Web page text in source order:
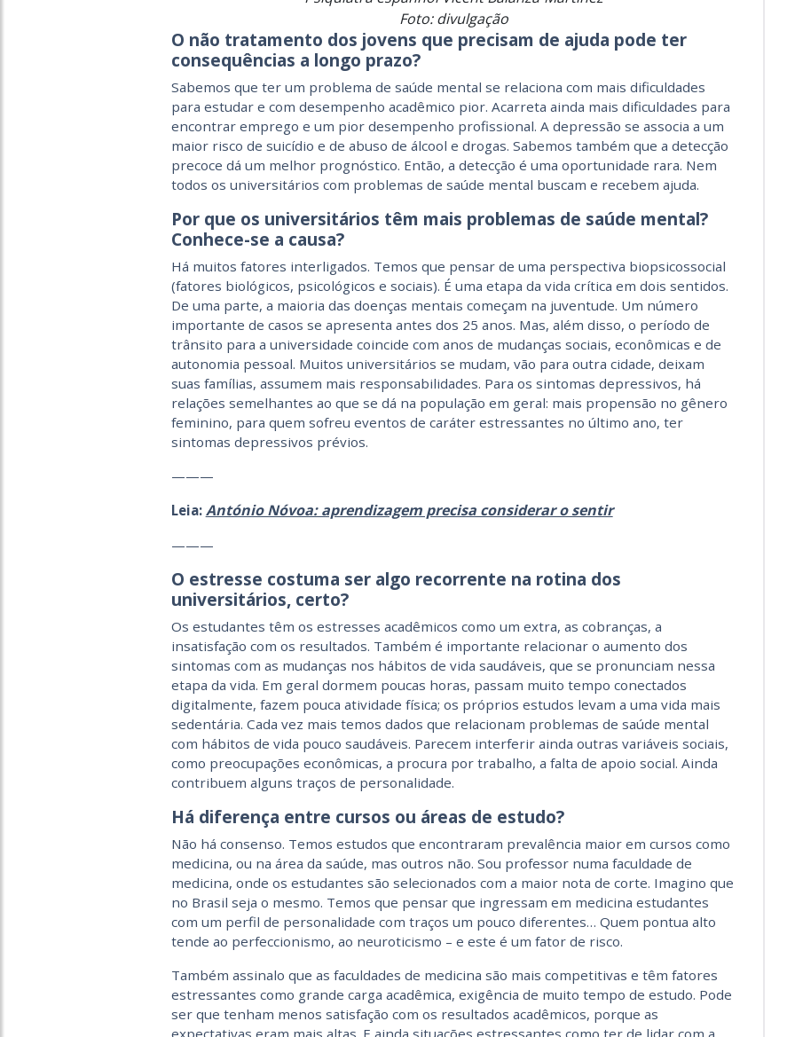
Foto: divulgação
O não tratamento dos jovens que precisam de ajuda pode ter
consequências a longo prazo?
Sabemos que ter um problema de saúde mental se relaciona com mais dificuldades
para estudar e com desempenho acadêmico pior. Acarreta ainda mais dificuldades para
encontrar emprego e um pior desempenho profissional. A depressão se associa a um
maior risco de suicídio e de abuso de álcool e drogas. Sabemos também que a detecção
precoce dá um melhor prognóstico. Então, a detecção é uma oportunidade rara. Nem
todos os universitários com problemas de saúde mental buscam e recebem ajuda.
Por que os universitários têm mais problemas de saúde mental?
Conhece-se a causa?
Há muitos fatores interligados. Temos que pensar de uma perspectiva biopsicossocial
(fatores biológicos, psicológicos e sociais). É uma etapa da vida crítica em dois sentidos.
De uma parte, a maioria das doenças mentais começam na juventude. Um número
importante de casos se apresenta antes dos 25 anos. Mas, além disso, o período de
trânsito para a universidade coincide com anos de mudanças sociais, econômicas e de
autonomia pessoal. Muitos universitários se mudam, vão para outra cidade, deixam
suas famílias, assumem mais responsabilidades. Para os sintomas depressivos, há
relações semelhantes ao que se dá na população em geral: mais propensão no gênero
feminino, para quem sofreu eventos de caráter estressantes no último ano, ter
sintomas depressivos prévios.
———
Leia: António Nóvoa: aprendizagem precisa considerar o sentir
———
O estresse costuma ser algo recorrente na rotina dos
universitários, certo?
Os estudantes têm os estresses acadêmicos como um extra, as cobranças, a
insatisfação com os resultados. Também é importante relacionar o aumento dos
sintomas com as mudanças nos hábitos de vida saudáveis, que se pronunciam nessa
etapa da vida. Em geral dormem poucas horas, passam muito tempo conectados
digitalmente, fazem pouca atividade física; os próprios estudos levam a uma vida mais
sedentária. Cada vez mais temos dados que relacionam problemas de saúde mental
com hábitos de vida pouco saudáveis. Parecem interferir ainda outras variáveis sociais,
como preocupações econômicas, a procura por trabalho, a falta de apoio social. Ainda
contribuem alguns traços de personalidade.
Há diferença entre cursos ou áreas de estudo?
Não há consenso. Temos estudos que encontraram prevalência maior em cursos como
medicina, ou na área da saúde, mas outros não. Sou professor numa faculdade de
medicina, onde os estudantes são selecionados com a maior nota de corte. Imagino que
no Brasil seja o mesmo. Temos que pensar que ingressam em medicina estudantes
com um perfil de personalidade com traços um pouco diferentes… Quem pontua alto
tende ao perfeccionismo, ao neuroticismo – e este é um fator de risco.
Também assinalo que as faculdades de medicina são mais competitivas e têm fatores
estressantes como grande carga acadêmica, exigência de muito tempo de estudo. Pode
ser que tenham menos satisfação com os resultados acadêmicos, porque as
expectativas eram mais altas. E ainda situações estressantes como ter de lidar com a